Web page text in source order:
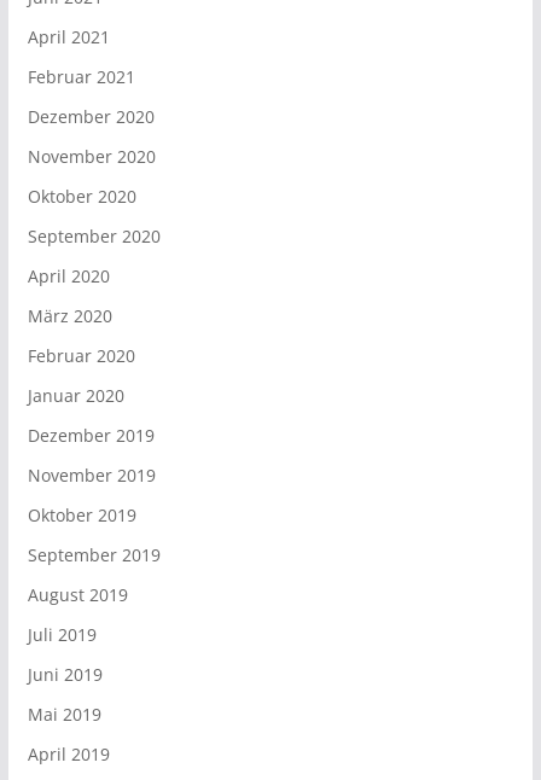
April 2021
Februar 2021
Dezember 2020
November 2020
Oktober 2020
September 2020
April 2020
März 2020
Februar 2020
Januar 2020
Dezember 2019
November 2019
Oktober 2019
September 2019
August 2019
Juli 2019
Juni 2019
Mai 2019
April 2019